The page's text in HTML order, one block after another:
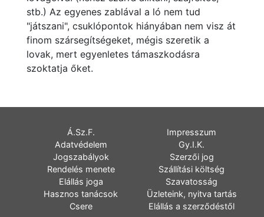
stb.) Az egyenes zablával a ló nem tud
"játszani", csuklópontok hiányában nem visz át
finom szársegítségeket, mégis szeretik a
lovak, mert egyenletes támaszkodásra
szoktatja őket.
Á.Sz.F.
Impresszum
Adatvédelem
Gy.I.K.
Jogszabályok
Szerzői jog
Rendelés menete
Szállítási költség
Elállás joga
Szavatosság
Hasznos tanácsok
Üzleteink, nyitva tartás
Csere
Elállás a szerződéstől